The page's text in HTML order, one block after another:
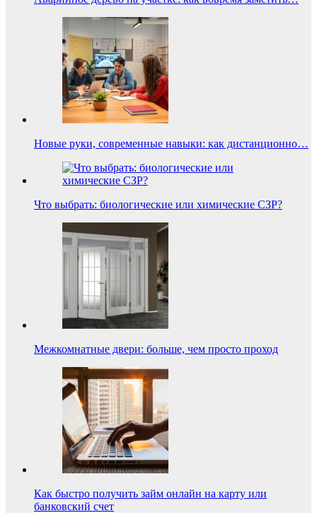
Новые руки, современные навыки: как дистанционно…
Что выбрать: биологические или химические СЗР?
Межкомнатные двери: больше, чем просто проход
Как быстро получить займ онлайн на карту или
банковский счет